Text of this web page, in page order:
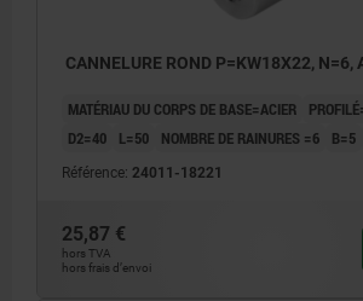
CANNELURE ROND P=KW18X22, N=6,
MATÉRIAU DU CORPS DE BASE=ACIER
D2=40
L=50 NOMBRE DE RAINURES =6 B=5
Référence: 24011-18221
25,87 €
hors TVA
hors frais d’envoi